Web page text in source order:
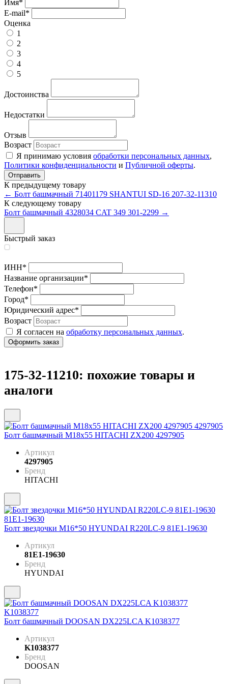
Имя*
E-mail*
Оценка
1
2
3
4
5
Достоинства
Недостатки
Отзыв
Возраст
Я принимаю условия обработки персональных данных,
Политики конфиденциальности и Публичной оферты.
К предыдущему товару
← Болт башмачный 71401179 SHANTUI SD-16 207-32-11310
К следующему товару
Болт башмачный 4328034 CAT 349 301-2299 →
Быстрый заказ
ИНН*
Название организации*
Телефон*
Город*
Юридический адрес*
Возраст
Я согласен на обработку персональных данных.
175-32-11210: похожие товары и
аналоги
Болт башмачный M18х55 HITACHI ZX200 4297905
Артикул
4297905
Бренд
HITACHI
Болт звездочки М16*50 HYUNDAI R220LC-9 81E1-19630
Артикул
81E1-19630
Бренд
HYUNDAI
Болт башмачный DOOSAN DX225LCA K1038377
Артикул
K1038377
Бренд
DOOSAN